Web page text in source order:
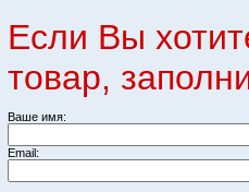
Если Вы
товар,
Ваше имя:
Email: